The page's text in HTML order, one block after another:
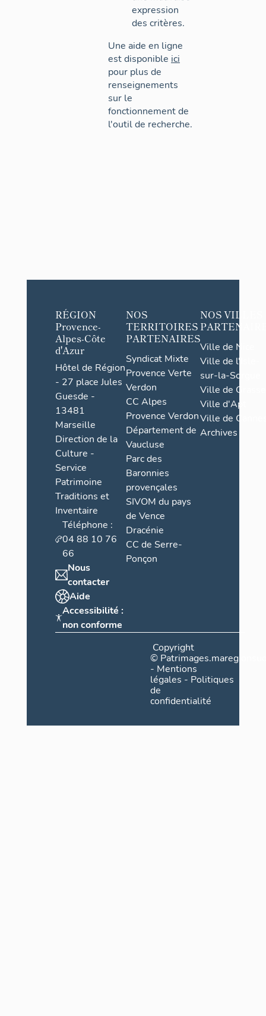
expression
des critères.
Une aide en ligne
est disponible ici
pour plus de
renseignements
sur le
fonctionnement de
l'outil de recherche.
RÉGION
Provence-
Alpes-Côte
d'Azur
Hôtel de Région
- 27 place Jules
Guesde -
13481
Marseille
Direction de la
Culture -
Service
Patrimoine
Traditions et
Inventaire
Téléphone :
04 88 10 76
66
Nous
contacter
Aide
Accessibilité :
non conforme
NOS
TERRITOIRES
PARTENAIRES
Syndicat Mixte
Provence Verte
Verdon
CC Alpes
Provence Verdon
Département de
Vaucluse
Parc des
Baronnies
provençales
SIVOM du pays
de Vence
Dracénie
CC de Serre-
Ponçon
NOS VILLES
Ville de Nice
Ville de l'Isle-
sur-la-Sorgue
Ville de Grasse
Ville d'Apt
Ville de
Archives
Copyright
©
- Mentions
légales - Politiques
de
confidentialité